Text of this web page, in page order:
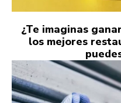
¿Te imaginas
los mejores